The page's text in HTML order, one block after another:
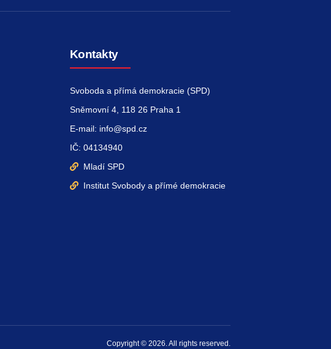
Kontakty
Svoboda a přímá demokracie (SPD)
Sněmovní 4, 118 26 Praha 1
E-mail: info@spd.cz
IČ: 04134940
Mladí SPD
Institut Svobody a přímé demokracie
Copyright © 2026. All rights reserved.